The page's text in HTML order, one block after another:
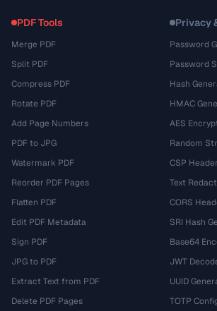
PDF Tools
Merge PDF
Split PDF
Compress PDF
Rotate PDF
Add Page Numbers
PDF to JPG
Watermark PDF
Reorder PDF Pages
Flatten PDF
Edit PDF Metadata
Sign PDF
JPG to PDF
Extract Text from PDF
Delete PDF Pages
Privacy
Password
Password
Hash
HMAC
AES
Random
CSP
Text
CORS
SRI Hash
Base64
JWT
UUID
TOTP